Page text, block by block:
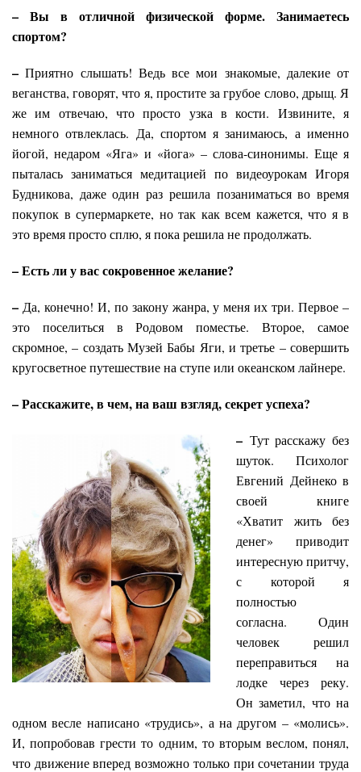
– Вы в отличной физической форме. Занимаетесь
спортом?
–Приятно слышать! Ведь все мои знакомые, далекие от
веганства, говорят, что я, простите за грубое слово, дрыщ. Я
же им отвечаю, что просто узка в кости. Извините, я
немного отвлеклась. Да, спортом я занимаюсь, а именно
йогой, недаром «Яга» и «йога» – слова-синонимы. Еще я
пыталась заниматься медитацией по видеоурокам Игоря
Будникова, даже один раз решила позаниматься во время
покупок в супермаркете, но так как всем кажется, что я в
это время просто сплю, я пока решила не продолжать.
– Есть ли у вас сокровенное желание?
– Да, конечно! И, по закону жанра, у меня их три. Первое –
это поселиться в Родовом поместье. Второе, самое
скромное, – создать Музей Бабы Яги, и третье – совершить
кругосветное путешествие на ступе или океанском лайнере.
– Расскажите, в чем, на ваш взгляд, секрет успеха?
– Тут расскажу без
шуток. Психолог
Евгений Дейнеко в
своей книге
«Хватит жить без
денег» приводит
интересную притчу,
с которой я
полностью
согласна. Один
человек решил
переправиться на
лодке через реку.
Он заметил, что на
одном весле написано «трудись», а на другом – «молись».
И, попробовав грести то одним, то вторым веслом, понял,
что движение вперед возможно только при сочетании труда